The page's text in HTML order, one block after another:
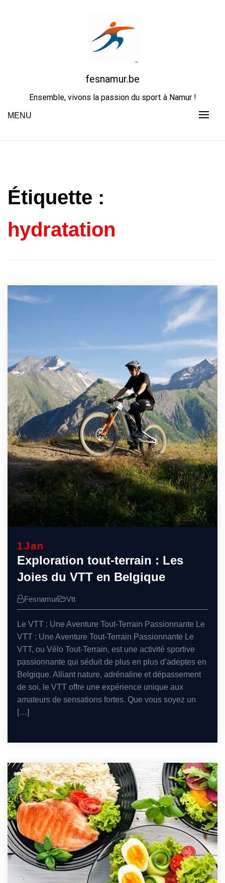
fesnamur.be
Ensemble, vivons la passion du sport à Namur !
MENU
Étiquette :
hydratation
1Jan
Exploration tout-terrain : Les
Joies du VTT en Belgique
Fesnamur Vtt
Le VTT : Une Aventure Tout-Terrain Passionnante Le
VTT : Une Aventure Tout-Terrain Passionnante Le
VTT, ou Vélo Tout-Terrain, est une activité sportive
passionnante qui séduit de plus en plus d’adeptes en
Belgique. Alliant nature, adrénaline et dépassement
de soi, le VTT offre une expérience unique aux
amateurs de sensations fortes. Que vous soyez un
[…]